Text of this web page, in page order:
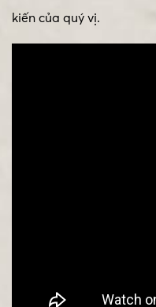
kiến của quý vị.